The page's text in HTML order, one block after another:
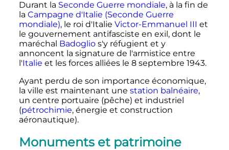
Durant la Seconde Guerre mondiale, à la fin de
la Campagne d'Italie (Seconde Guerre
mondiale), le roi d'Italie Victor-Emmanuel III et
le gouvernement antifasciste en exil, dont le
maréchal Badoglios'y réfugient et y
annoncent la signature de l'armistice entre
l'Italie et les forces alliées le 8 septembre 1943.
Ayant perdu de son importance économique,
la ville est maintenant une station balnéaire,
un centre portuaire (pêche) et industriel
(pétrochimie, énergie et construction
aéronautique).
Monuments et patrimoine